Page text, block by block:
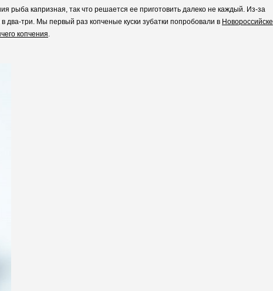
рыба капризная, так что решается ее приготовить далеко не каждый. Из-за
два-три. Мы первый раз копченые куски зубатки попробовали в Новороссийске
копчения.